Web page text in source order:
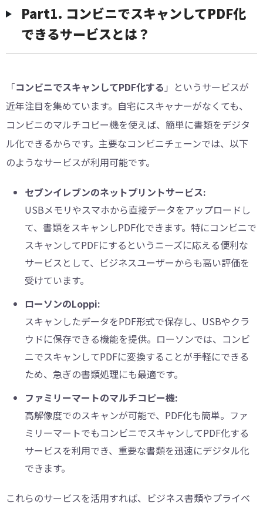
︎Part1. コンビニでスキャンしてPDF化
できるサービスとは？
「コンビニでスキャンしてPDF化する 」というサービスが
近年注目を集めています。自宅にスキャナーがなくても、
コンビニのマルチコピー機を使えば、簡単に書類をデジタ
ル化できるからです。主要なコンビニチェーンでは、以下
のようなサービスが利用可能です。
セブンイレブンのネットプリントサービス:
USBメモリやスマホから直接データをアップロードし
て、書類をスキャンしPDF化できます。特にコンビニで
スキャンしてPDFにするというニーズに応える便利な
サービスとして、ビジネスユーザーからも高い評価を
受けています。
ローソンのLoppi:
スキャンしたデータをPDF形式で保存し、USBやクラ
ウドに保存できる機能を提供。ローソンでは、コンビ
ニでスキャンしてPDFに変換することが手軽にできる
ため、急ぎの書類処理にも最適です。
ファミリーマートのマルチコピー機:
高解像度でのスキャンが可能で、PDF化も簡単。ファ
ミリーマートでもコンビニでスキャンしてPDF化する
サービスを利用でき、重要な書類を迅速にデジタル化
できます。
これらのサービスを活用すれば、ビジネス書類やプライベ